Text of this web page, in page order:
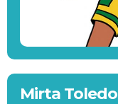
Mirta Toledo